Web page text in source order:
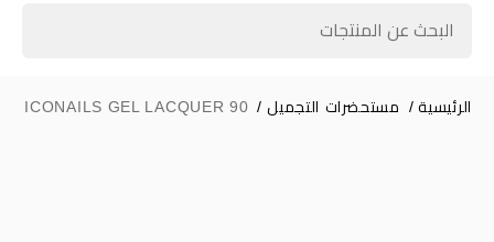
الرئيسية / مستحضرات التجميل /
ICONAILS GEL LACQUER 90